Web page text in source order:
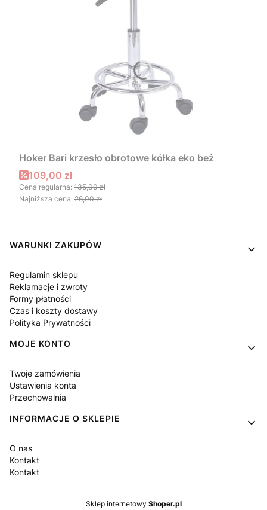
Hoker Bari krzesło obrotowe kółka eko beż
Cena promocyjna
109,00 zł
Cena regularna: 135,00 zł
Najniższa cena: 26,00 zł
Linki w stopce
WARUNKI ZAKUPÓW
Regulamin sklepu
Reklamacje i zwroty
Formy płatności
Czas i koszty dostawy
Polityka Prywatności
MOJE KONTO
Twoje zamówienia
Ustawienia konta
Przechowalnia
INFORMACJE O SKLEPIE
O nas
Kontakt
Kontakt
Sklep internetowy Shoper.pl